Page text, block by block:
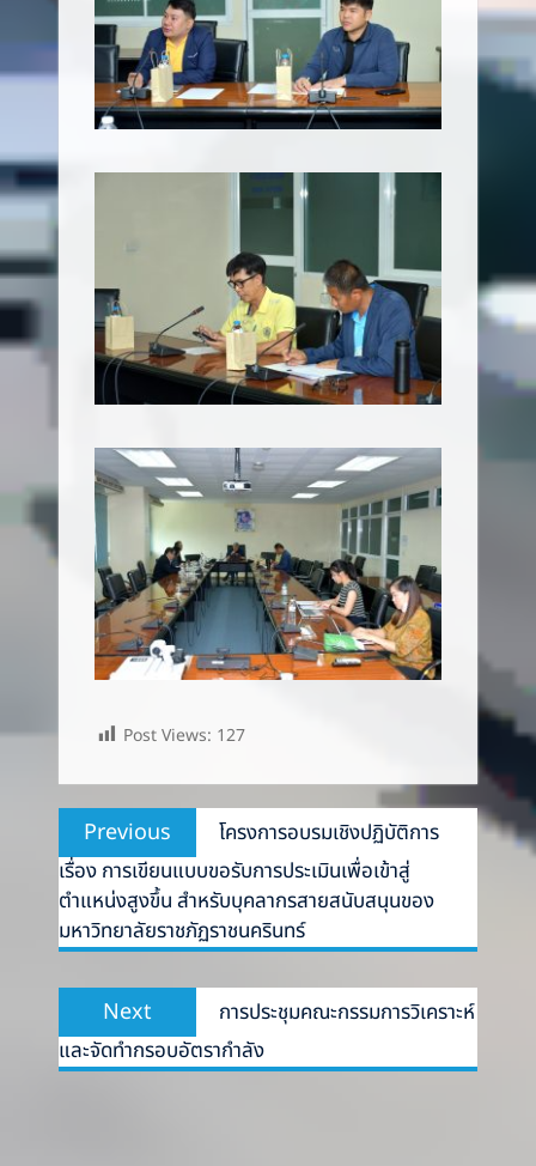
Post Views: 127
Post
navigation
Previous
Previous
post:
โครงการอบรมเชิงปฏิบัติการ
เรื่อง การเขียนแบบขอรับการประเมินเพื่อเข้าสู่
ตำแหน่งสูงขึ้น สำหรับบุคลากรสายสนับสนุนของ
มหาวิทยาลัยราชภัฏราชนครินทร์
Next
post:
การประชุมคณะกรรมการวิเคราะห์
และจัดทำกรอบอัตรากำลัง